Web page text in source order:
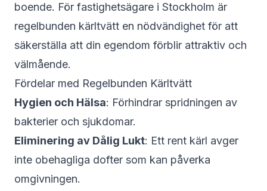
boende. För fastighetsägare i Stockholm är
regelbunden kärltvätt en nödvändighet för att
säkerställa att din egendom förblir attraktiv och
välmående.
Fördelar med Regelbunden Kärltvätt
Hygien och Hälsa: Förhindrar spridningen av
bakterier och sjukdomar.
Eliminering av Dålig Lukt: Ett rent kärl avger
inte obehagliga dofter som kan påverka
omgivningen.